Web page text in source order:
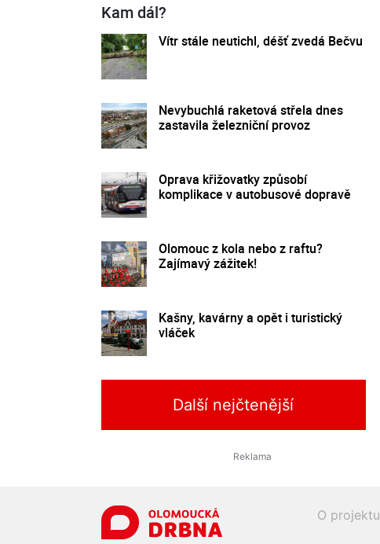
Kam dál?
Vítr stále neutichl, déšť zvedá Bečvu
Nevybuchlá raketová střela dnes
zastavila železniční provoz
Oprava křižovatky způsobí
komplikace v autobusové dopravě
Olomouc z kola nebo z raftu?
Zajímavý zážitek!
Kašny, kavárny a opět i turistický
vláček
Další nejčtenější
O projektu